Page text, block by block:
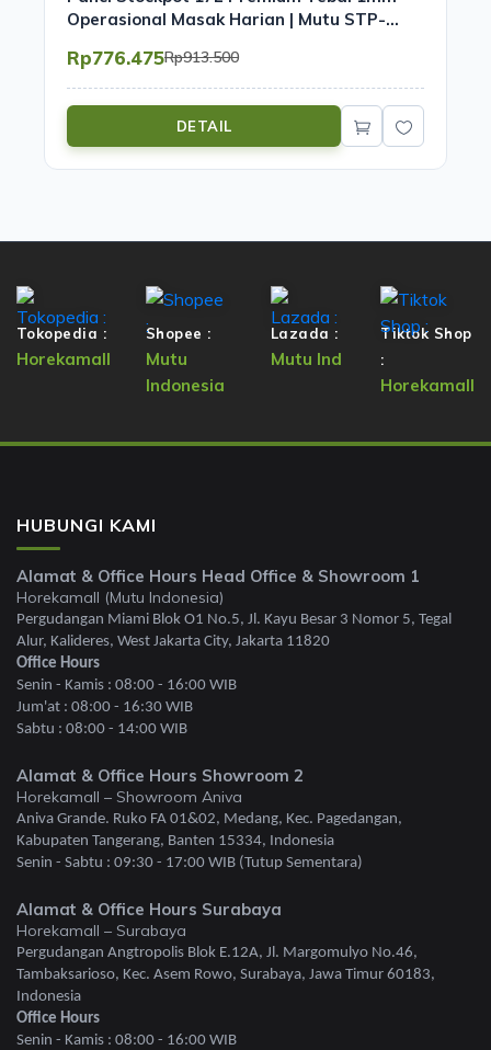
Operasional Masak Harian | Mutu STP-
Rp776.475Rp913.500
DETAIL
Tokopedia :
Horekamall
Shopee :
Mutu
Indonesia
Lazada :
Mutu Ind
Tiktok Shop
:
Horekamall
HUBUNGI KAMI
Alamat & Office Hours Head Office & Showroom 1
Horekamall (Mutu Indonesia)
Pergudangan Miami Blok O1 No.5, Jl. Kayu Besar 3 Nomor 5, Tegal
Alur, Kalideres, West Jakarta City, Jakarta 11820
Office Hours
Senin - Kamis : 08:00 - 16:00 WIB
Jum'at : 08:00 - 16:30 WIB
Sabtu : 08:00 - 14:00 WIB
Alamat & Office Hours Showroom 2
Horekamall – Showroom Aniva
Aniva Grande. Ruko FA 01&02, Medang, Kec. Pagedangan,
Kabupaten Tangerang, Banten 15334, Indonesia
Senin - Sabtu : 09:30 - 17:00 WIB (Tutup Sementara)
Alamat & Office Hours Surabaya
Horekamall – Surabaya
Pergudangan Angtropolis Blok E.12A, Jl. Margomulyo No.46,
Tambaksarioso, Kec. Asem Rowo, Surabaya, Jawa Timur 60183,
Indonesia
Office Hours
Senin - Kamis : 08:00 - 16:00 WIB